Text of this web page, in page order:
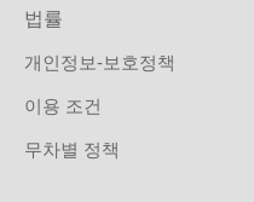
법률
개인정보-보호정책
이용 조건
무차별 정책